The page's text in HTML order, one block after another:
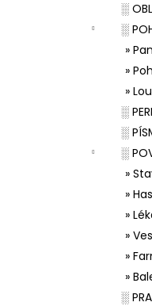
░
░
»
»
»
░
░
░
»
»
»
»
»
»
░